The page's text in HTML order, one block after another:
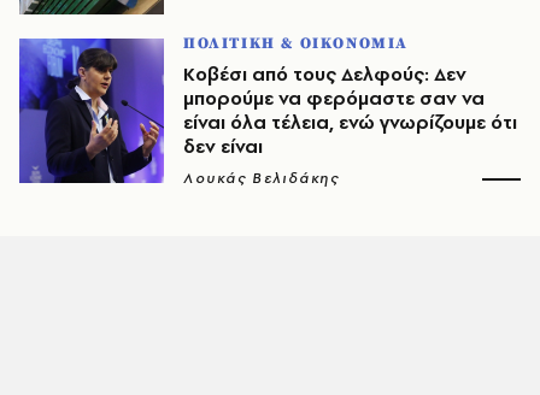
ΠΟΛΙΤΙΚΗ & ΟΙΚΟΝΟΜΙΑ
Κοβέσι από τους Δελφούς: Δεν
μπορούμε να φερόμαστε σαν να
είναι όλα τέλεια, ενώ γνωρίζουμε ότι
δεν είναι
Λουκάς Βελιδάκης